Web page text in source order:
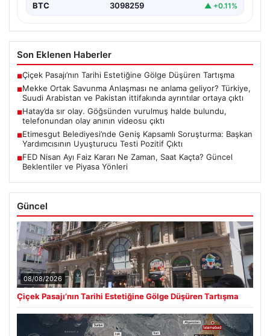
BTC 3098259 ▲ +0.11%
Son Eklenen Haberler
■Çiçek Pasajı’nın Tarihi Estetiğine Gölge Düşüren Tartışma
■Mekke Ortak Savunma Anlaşması ne anlama geliyor? Türkiye,
Suudi Arabistan ve Pakistan ittifakında ayrıntılar ortaya çıktı
■Hatay’da sır olay. Göğsünden vurulmuş halde bulundu,
telefonundan olay anının videosu çıktı
■Etimesgut Belediyesi’nde Geniş Kapsamlı Soruşturma: Başkan
Yardımcısının Uyuşturucu Testi Pozitif Çıktı
■FED Nisan Ayı Faiz Kararı Ne Zaman, Saat Kaçta? Güncel
Beklentiler ve Piyasa Yönleri
Güncel
08/08/2026
Çiçek Pasajı’nın Tarihi Estetiğine Gölge Düşüren Tartışma